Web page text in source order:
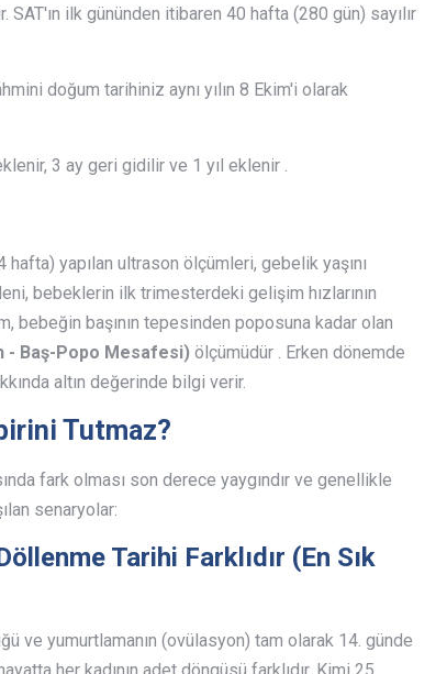
ilk gününden itibaren 40 hafta (280 gün) sayılır
doğum tarihiniz aynı yılın 8 Ekim'i olarak
3 ay geri gidilir ve 1 yıl eklenir .
yapılan ultrason ölçümleri, gebelik yaşını
bebeklerin ilk trimesterdeki gelişim hızlarının
bebeğin başının tepesinden poposuna kadar olan
- Baş-Popo Mesafesi) ölçümüdür . Erken dönemde
altın değerinde bilgi verir.
Tutmaz?
fark olması son derece yaygındır ve genellikle
senaryolar:
Tarihi Farklıdır (En Sık
ve yumurtlamanın (ovülasyon) tam olarak 14. günde